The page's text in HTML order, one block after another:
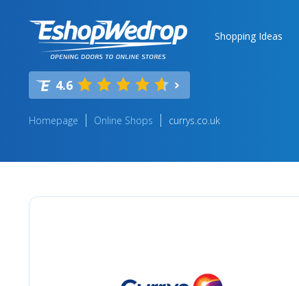
Shopping Ideas
4.6
Homepage Online Shops currys.co.uk